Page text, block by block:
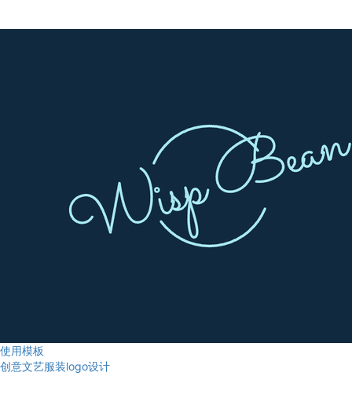
使用模板
创意文艺服装logo设计